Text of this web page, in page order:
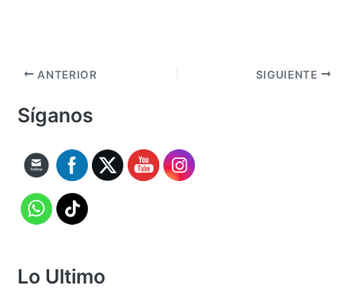
ANTERIOR SIGUIENTE
Síganos
Lo Ultimo